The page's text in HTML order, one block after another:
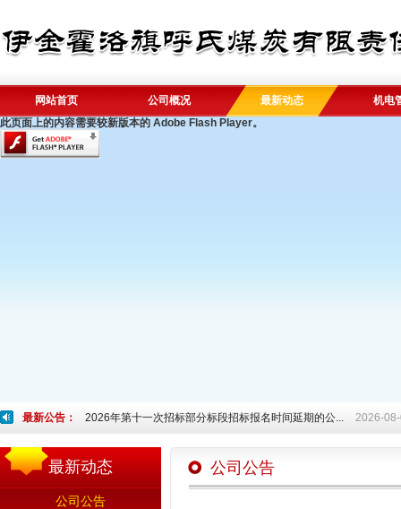
网站首页 公司概况 最新动态
机电
此页面上的内容需要较新版本的 Adobe Flash Player。
最新公告： 2026年第十一次招标部分标段招标报名时间延期的公... 2026-
最新动态
公司公告
公司公告